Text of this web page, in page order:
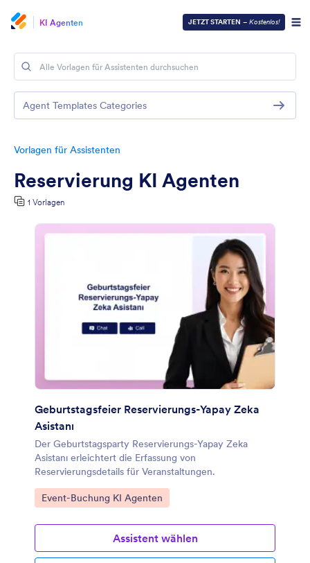
KI Agenten JETZT STARTEN – Kostenlos!
Vorlagen für Assistenten
Reservierung KI Agenten
1 Vorlagen
Geburtstagsfeier Reservierungs-Yapay Zeka
Asistanı
Der Geburtstagsparty Reservierungs-Yapay Zeka
Asistanı erleichtert die Erfassung von
Reservierungsdetails für Veranstaltungen.
Zur Kategorie:
Event-Buchung KI Agenten
Assistent wählen
Agent Templates Categories